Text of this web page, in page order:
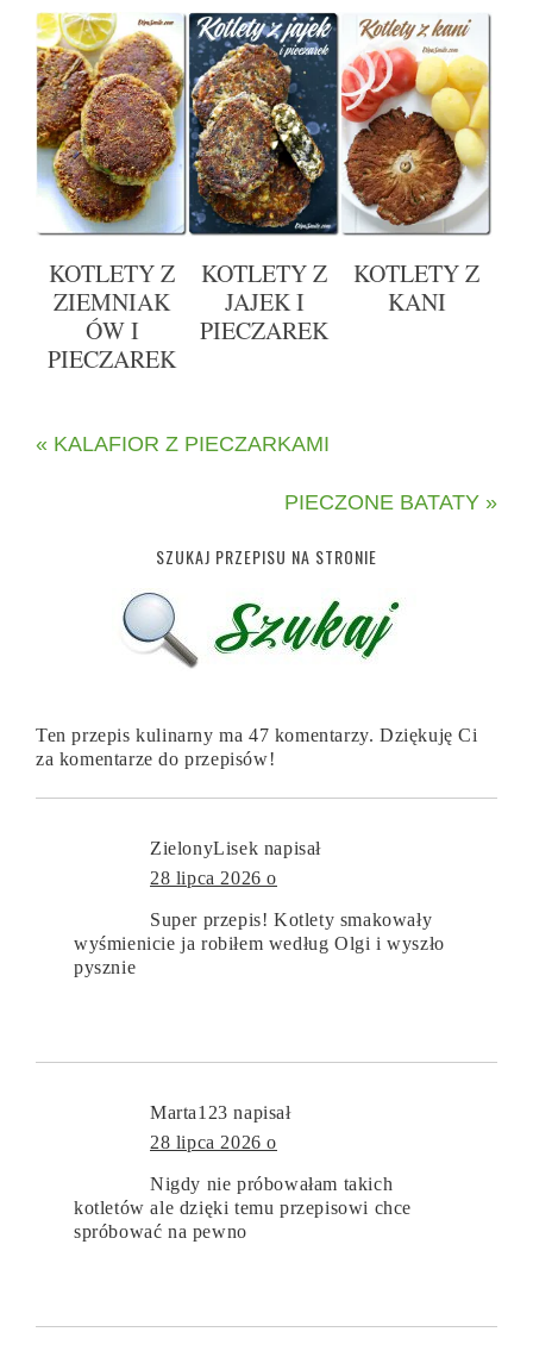
KOTLETY Z
ZIEMNIAK
ÓW I
PIECZAREK
KOTLETY Z
JAJEK I
PIECZAREK
KOTLETY Z
KANI
« KALAFIOR Z PIECZARKAMI
PIECZONE BATATY »
SZUKAJ PRZEPISU NA STRONIE
Ten przepis kulinarny ma 47 komentarzy. Dziękuję Ci
za komentarze do przepisów!
ZielonyLisek napisał
28 lipca 2026 o
Super przepis! Kotlety smakowały
wyśmienicie ja robiłem według Olgi i wyszło
pysznie
Marta123 napisał
28 lipca 2026 o
Nigdy nie próbowałam takich
kotletów ale dzięki temu przepisowi chce
spróbować na pewno